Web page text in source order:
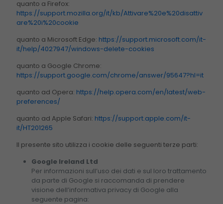
quanto a Firefox:
https://support.mozilla.org/it/kb/Attivare%20e%20disattiv
are%20i%20cookie
quanto a Microsoft Edge: https://support.microsoft.com/it-
it/help/4027947/windows-delete-cookies
quanto a Google Chrome:
https://support.google.com/chrome/answer/95647?hl=it
quanto ad Opera: https://help.opera.com/en/latest/web-
preferences/
quanto ad Apple Safari: https://support.apple.com/it-
it/HT201265
Il presente sito utilizza i cookie delle seguenti terze parti:
Google Ireland Ltd
Per informazioni sull’uso dei dati e sul loro trattamento
da parte di Google si raccomanda di prendere
visione dell’informativa privacy di Google alla
seguente pagina: